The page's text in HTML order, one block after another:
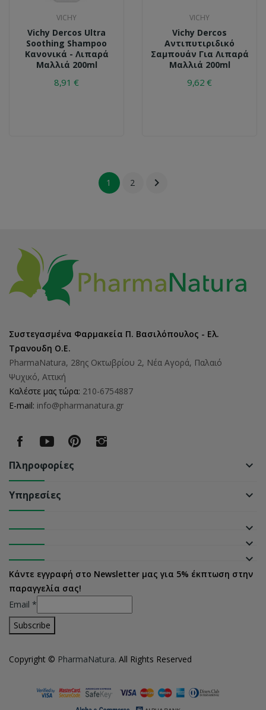
VICHY
Vichy Dercos Ultra
Soothing Shampoo
Κανονικά - Λιπαρά
Μαλλιά 200ml
8,91 €
VICHY
Vichy Dercos
Αντιπυτιριδικό
Σαμπουάν Για Λιπαρά
Μαλλιά 200ml
9,62 €
1 2 
Συστεγασμένα Φαρμακεία Π. Βασιλόπουλος - Ελ.
Τρανουδη Ο.Ε.
PharmaNatura, 28ης Οκτωβρίου 2, Νέα Αγορά, Παλαιό
Ψυχικό, Αττική
Καλέστε μας τώρα: 210-6754887
E-mail: info@pharmanatura.gr
Πληροφορίες keyboard_arrow_down
Υπηρεσίες keyboard_arrow_down
keyboard_arrow_down
keyboard_arrow_down
keyboard_arrow_down
Κάντε εγγραφή στο Newsletter μας για 5% έκπτωση στην
παραγγελία σας!
Email *
Copyright © PharmaNatura. All Rights Reserved